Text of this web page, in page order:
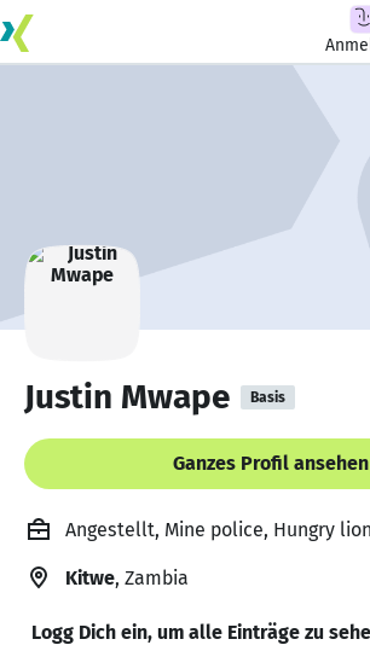
Justin Mwape Basis
Ganzes Profil ansehen
Angestellt, Mine police, Hungry lion
Kitwe, Zambia
Logg Dich ein, um alle Einträge zu